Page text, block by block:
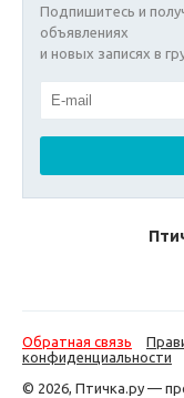
Подпишитесь и
объявлениях
и новых записях в
Обратная связь
конфиденциальности
© 2026, Птичка.ру —